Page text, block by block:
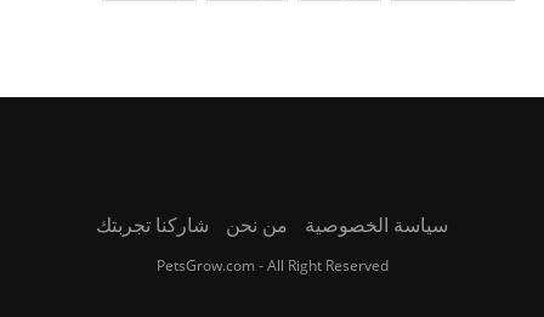
سياسة الخصوصية من نحن شاركنا تجربتك
PetsGrow.com - All Right Reserved